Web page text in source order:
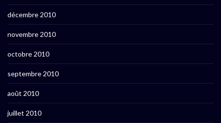
décembre 2010
novembre 2010
octobre 2010
septembre 2010
août 2010
juillet 2010